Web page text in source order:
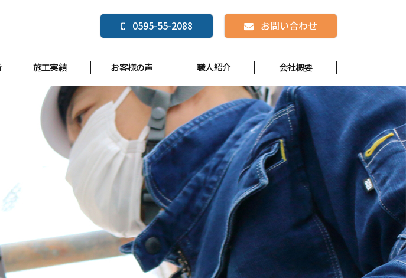
0595-55-2088 お問い合わせ
施工実績 お客様の声 職人紹介 会社概要